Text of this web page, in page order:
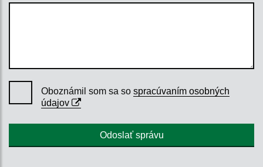
Oboznámil som sa so spracúvaním osobných
údajov
Google reCaptcha ResponseOdoslať správu